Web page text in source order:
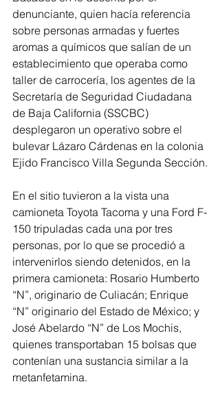
denunciante, quien hacía referencia
sobre personas armadas y fuertes
aromas a químicos que salían de un
establecimiento que operaba como
taller de carrocería, los agentes de la
Secretaría de Seguridad Ciudadana
de Baja California (SSCBC)
desplegaron un operativo sobre el
bulevar Lázaro Cárdenas en la colonia
Ejido Francisco Villa Segunda Sección.
En el sitio tuvieron a la vista una
camioneta Toyota Tacoma y una Ford F-
150 tripuladas cada una por tres
personas, por lo que se procedió a
intervenirlos siendo detenidos, en la
primera camioneta: Rosario Humberto
“N”, originario de Culiacán; Enrique
“N” originario del Estado de México; y
José Abelardo “N” de Los Mochis,
quienes transportaban 15 bolsas que
contenían una sustancia similar a la
metanfetamina.